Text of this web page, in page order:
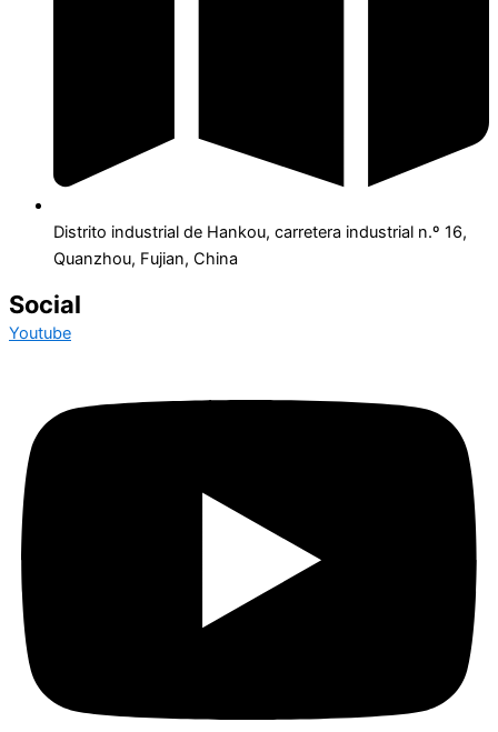
Distrito industrial de Hankou, carretera industrial n.º 16,
Quanzhou, Fujian, China
Social
Youtube